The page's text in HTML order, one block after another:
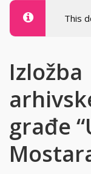
This
Izložba
građe